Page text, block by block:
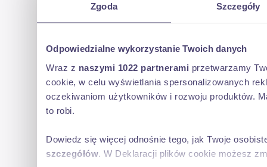
Zgoda Szczegóły
Odpowiedzialne wykorzystanie Twoich danych
Wraz z naszymi 1022 partnerami przetwarzamy
cookie, w celu wyświetlania spersonalizowanych
oczekiwaniom użytkowników i rozwoju produktów.
to robi.
Dowiedz się więcej odnośnie tego, jak Twoje
szczegółów . W Deklaracji plików cookie możesz